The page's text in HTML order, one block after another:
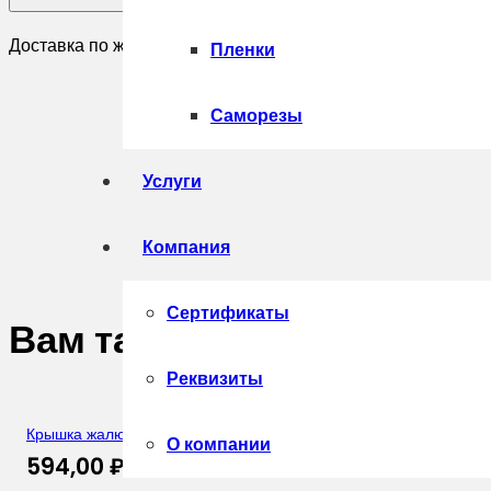
Пленки
Саморезы
Услуги
Компания
Сертификаты
Реквизиты
О компании
Доставка по желанию покупателя.
Вам также может
Крышка жалюзи Milan,Tokyo 0,5 Satin Matt TX RAL 9005
594,00 ₽